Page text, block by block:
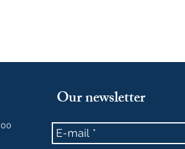
Our newsletter